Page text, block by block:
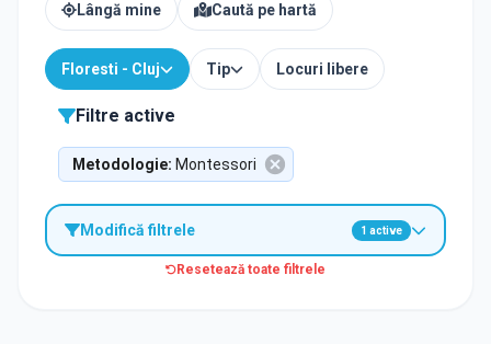
Lângă mine Caută pe hartă
Floresti - Cluj Tip Locuri libere
Filtre active
Metodologie: Montessori
Modifică filtrele 1 active
Resetează toate filtrele